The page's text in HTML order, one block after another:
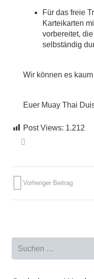
Für das freie
Karteikarten
vorbereitet,
selbständig
Wir können es
Euer Muay Thai
Post Views: 1.212
Vorheriger Beitrag